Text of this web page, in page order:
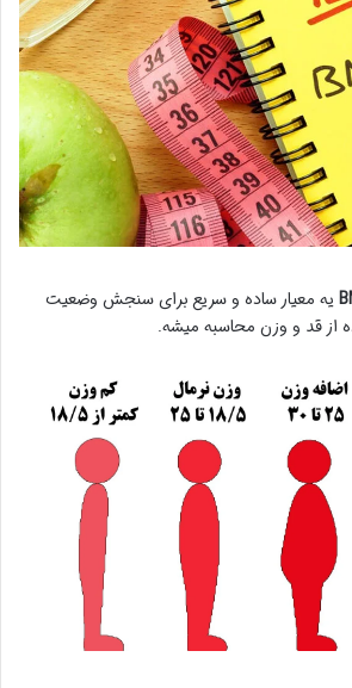
یه معیار ساده و سریع برای سنجش وضعیت
از قد و وزن محاسبه میشه.